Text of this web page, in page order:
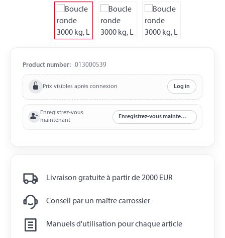
Product number: 013000539
Prix visibles après connexion Log in
Enregistrez-vous
maintenant
Enregistrez-vous maintenant
Livraison gratuite à partir de 2000 EUR
Conseil par un maître carrossier
Manuels d'utilisation pour chaque article